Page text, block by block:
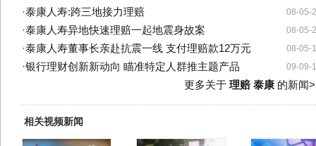
08-05-
·泰康人寿:跨三地接力理赔
08-05-
·泰康人寿异地快速理赔一起地震身故案
08-05-
·泰康人寿董事长亲赴抗震一线 支付理赔款12万元
09-09-
·银行理财创新新动向 瞄准特定人群推主题产品
更多关于 理赔 泰康的新闻
相关视频新闻